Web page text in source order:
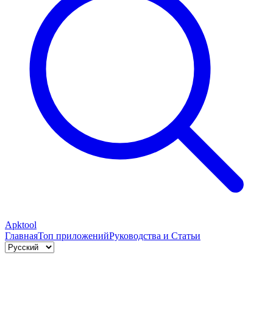
Apktool
ГлавнаяТоп приложенийРуководства и Статьи